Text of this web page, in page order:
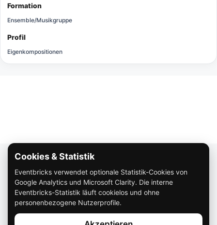
Formation
Ensemble/Musikgruppe
Profil
Eigenkompositionen
Über Eventbricks
So funktioniert Eventbricks
Impressum
Datenschutz
Cookies & Statistik
Eventbricks verwendet optionale Statistik-Cookies von
Google Analytics und Microsoft Clarity. Die interne
Eventbricks-Statistik läuft cookielos und ohne
personenbezogene Nutzerprofile.